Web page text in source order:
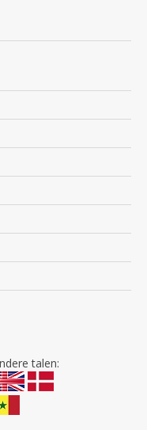
talen: